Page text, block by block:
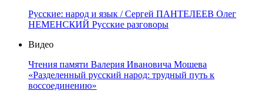
Русские: народ и язык / Сергей ПАНТЕЛЕЕВ Олег
НЕМЕНСКИЙ Русские разговоры
Видео
Чтения памяти Валерия Ивановича Мошева
«Разделенный русский народ: трудный путь к
воссоединению»